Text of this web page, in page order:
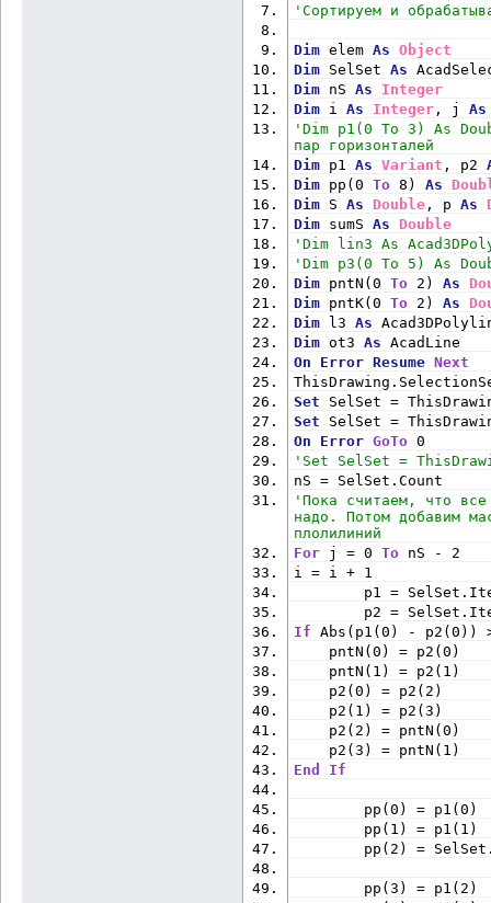
'Сортируем и
Dim elem As
Object
Dim SelSet As
Dim nS As
Integer
Dim i As Integer , j As
'Dim p1(0 To 3) As
пар горизонталей
Dim p1 As Variant , p2
Dim pp(0 To 8) As
Dim S As Double , p As
Dim sumS As
Double
'Dim lin3 As
'Dim p3(0 To 5) As
Dim pntN(0 To 2) As
Dim pntK(0 To 2) As
Dim l3 As
Dim ot3 As AcadLine
On
Error Resume Next
Set SelSet =
Set SelSet =
On
Error GoTo 0
'Set SelSet =
nS = SelSet.Count
'Пока считаем, что
надо. Потом добавим
плолилиний
For j = 0 To nS - 2
i = i + 1
p1 =
p2 =
If Abs(p1(0) - p2(0))
pntN(0) = p2(0)
pntN(1) = p2(1)
p2(0) = p2(2)
p2(1) = p2(3)
p2(2) = pntN(0)
p2(3) = pntN(1)
End
If
pp(0) =
pp(1) =
pp(2) =
pp(3) =